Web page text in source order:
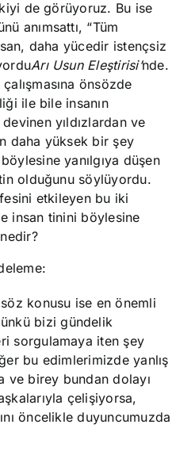
de görüyoruz. Bu ise
anımsattı, “Tüm
daha yücedir istençsiz
Arı Usun Eleştirisi’nde.
önsözde
ile bile insanın
yıldızlardan ve
daha yüksek bir şey
yanılgıya düşen
olduğunu söylüyordu.
etkileyen bu iki
insan tinini böylesine
söz konusu ise en önemli
bizi gündelik
sorgulamaya iten şey
bu edimlerimizde yanlış
ve birey bundan dolayı
çelişiyorsa,
öncelikle duyuncumuzda